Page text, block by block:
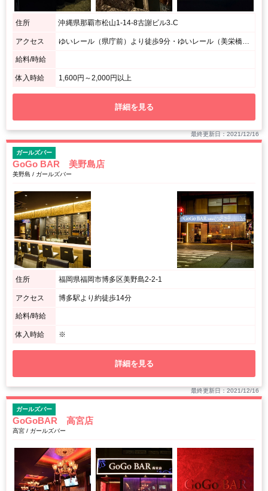
住所 沖縄県那覇市松山1-14-8古謝ビル3₋C
アクセス ゆいレール（県庁前）より徒歩9分・ゆいレール（美栄橋）より徒歩８分 / ローソン那覇松山店（県道222号）を背中にして一つ奥を左の左隣りの3F
給料/時給
体入時給 1,600円～2,000円以上
詳細を見る
最終更新日：2021/12/16
ガールズバー
GoGo BAR 美野島店
美野島 / ガールズバー
住所 福岡県福岡市博多区美野島2-2-1
アクセス 博多駅より約徒歩14分
給料/時給
体入時給 ※
詳細を見る
最終更新日：2021/12/16
ガールズバー
GoGoBAR 高宮店
高宮 / ガールズバー